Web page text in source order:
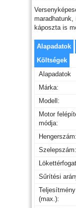
káposzta is
Alapadatok
Költségek
Alapadatok
Márka:
Modell:
Motor
módja:
Hengerszám:
Szelepszám:
Sűrítési
Teljesítmény
(max.):